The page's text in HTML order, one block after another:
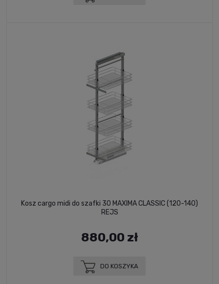
Kosz cargo midi do szafki 30 MAXIMA CLASSIC (120-140)
REJS
880,00 zł
DO KOSZYKA